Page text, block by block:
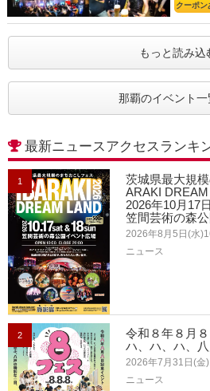
クーポン
もっと読み込
那覇のイベント一
最新ニュースアクセスランキ
1
茨城県最大規
ARAKI DREAM
2026年10月17
笠間芸術の森
2026年8月5日(水
ニュース
2
令和８年８月
ハ、ハ、ハ、
2026年7月31日(金
ニュース